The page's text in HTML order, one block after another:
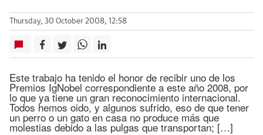
Thursday, 30 October 2008, 12:58
Este trabajo ha tenido el honor de recibir uno de los
Premios IgNobel correspondiente a este año 2008, por
lo que ya tiene un gran reconocimiento internacional.
Todos hemos oido, y algunos sufrido, eso de que tener
un perro o un gato en casa no produce más que
molestias debido a las pulgas que transportan; […]